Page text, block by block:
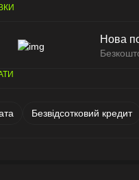
Нова
Безвідсотковий кредит